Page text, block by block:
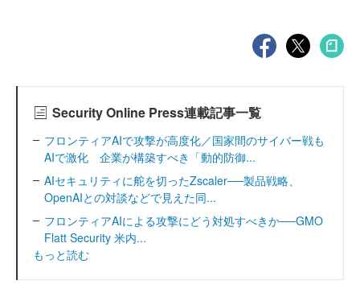
Security Online Press連載記事一覧
フロンティアAIで攻撃が高度化／国家間のサイバー戦も
AIで激化 企業が構築すべき「動的防御...
AIセキュリティに舵を切ったZscaler──製品戦略、
OpenAIとの対談などで見えた同...
フロンティアAIによる攻撃にどう対処すべきか──GMO
Flatt Security 米内...
もっと読む